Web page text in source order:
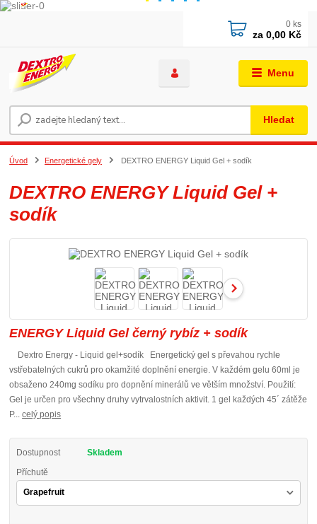
Menu
Hledat
0 ks
za 0,00 Kč
Úvod Energetické gely DEXTRO ENERGY Liquid Gel + sodík
DEXTRO ENERGY Liquid Gel +
sodík
ENERGY Liquid Gel černý rybíz + sodík
Dextro Energy - Liquid gel+sodík Energetický gel s převahou rychle
vstřebatelných cukrů pro okamžité doplnění energie. V každém gelu 60ml je
obsaženo 240mg sodíku pro dopnění minerálů ve větším množství. Použití:
Gel je určen pro všechny druhy vytrvalostních aktivit. 1 gel každých 45´ zátěže
P...celý popis
Dostupnost Skladem
Příchutě